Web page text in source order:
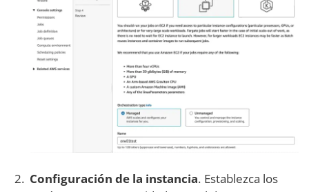
Configuración de la instancia. Establezca los